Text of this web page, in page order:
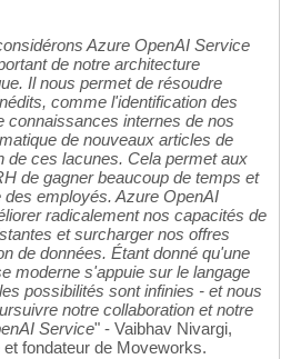
Azure OpenAI Service
de notre architecture
Il nous permet de résoudre
comme l'identification des
connaissances internes de nos
de nouveaux articles de
de ces lacunes. Cela permet aux
de gagner beaucoup de temps et
employés. Azure OpenAI
radicalement nos capacités de
et surcharger nos offres
de données. Étant donné qu'une
moderne s'appuie sur le langage
possibilités sont infinies - et nous
notre collaboration et notre
Service" - Vaibhav Nivargi,
fondateur de Moveworks.